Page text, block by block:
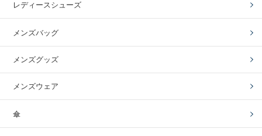
レディースシューズ
メンズバッグ
メンズグッズ
メンズウェア
傘